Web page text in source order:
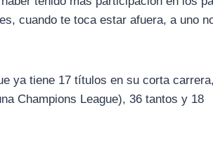
cuando te toca estar afuera, a uno
ya tiene 17 títulos en su corta
Champions League), 36 tantos y 18